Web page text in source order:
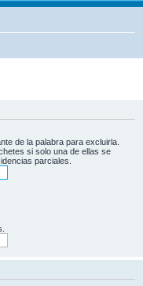
de la palabra para excluirla.
si solo una de ellas se
parciales.